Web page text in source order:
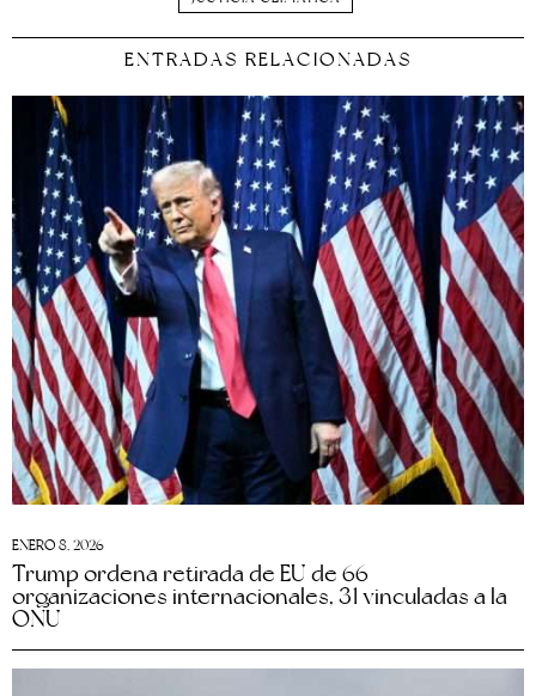
ENTRADAS RELACIONADAS
ENERO 8, 2026
Trump ordena retirada de EU de 66
organizaciones internacionales, 31 vinculadas a la
ONU